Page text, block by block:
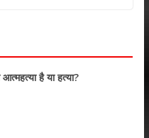
है या हत्या?